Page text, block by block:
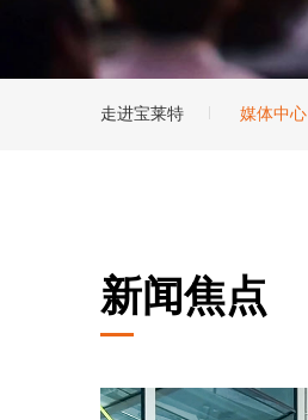
走进宝莱特 媒体中心
新闻焦点